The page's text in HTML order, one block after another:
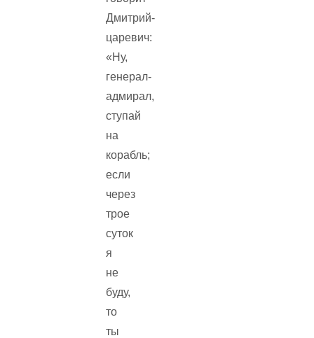
Дмитрий-
царевич:
«Ну,
генерал-
адмирал,
ступай
на
корабль;
если
через
трое
суток
я
не
буду,
то
ты